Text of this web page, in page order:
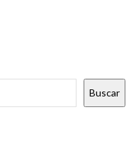
Buscar